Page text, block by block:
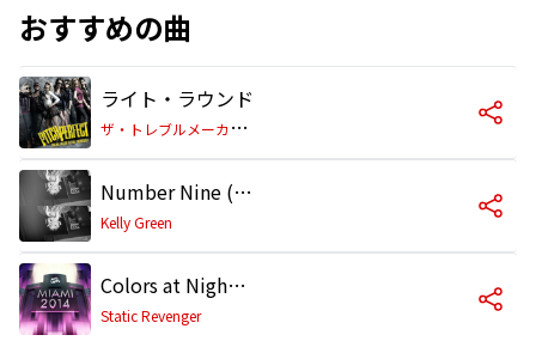
おすすめの曲
ライト・ラウンド
ザ
・トレブルメーカーズ/Kay
Number Nine (feat. Kay, Jinmenusagi & Young West)
Kelly Green
Colors at Night (feat. Kay) [Deep Mix]
Static Revenger